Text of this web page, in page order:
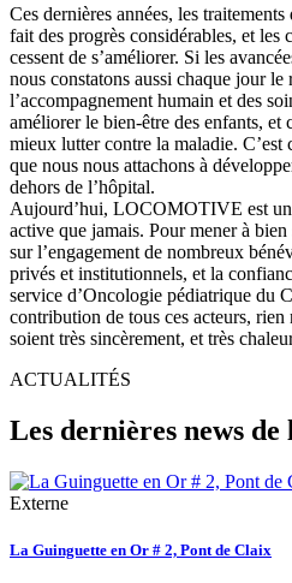
Ces dernières années, les
fait des progrès considérables, et les
cessent de s’améliorer. Si les
nous constatons aussi chaque jour le
l’accompagnement humain et des
améliorer le bien-être des enfants, et
mieux lutter contre la maladie. C’est
que nous nous attachons à
dehors de l’hôpital.
Aujourd’hui, LOCOMOTIVE est
active que jamais. Pour mener à
sur l’engagement de nombreux
privés et institutionnels, et la
service d’Oncologie pédiatrique du
contribution de tous ces acteurs, rien
soient très sincèrement, et très
ACTUALITÉS
Les dernières news de
Externe
La Guinguette en Or # 2, Pont de Claix